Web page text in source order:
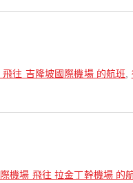
往 吉隆坡國際機場 的航班
機場 飛往 拉金丁幹機場 的